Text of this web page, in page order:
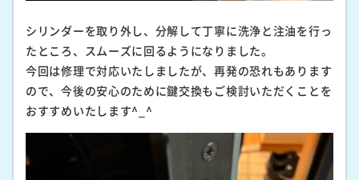
シリンダーを取り外し、分解して丁寧に洗浄と注油を行っ
たところ、スムーズに回るようになりました。
今回は修理で対応いたしましたが、再発の恐れもあります
ので、今後の安心のために鍵交換もご検討いただくことを
おすすめいたします^_^